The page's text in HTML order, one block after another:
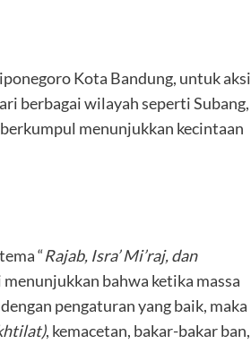
Kota Bandung, untuk aksi
berbagai wilayah seperti Subang,
menunjukkan kecintaan
“Rajab, Isra’ Mi’raj, dan
bahwa ketika massa
pengaturan yang baik, maka
, kemacetan, bakar-bakar ban,